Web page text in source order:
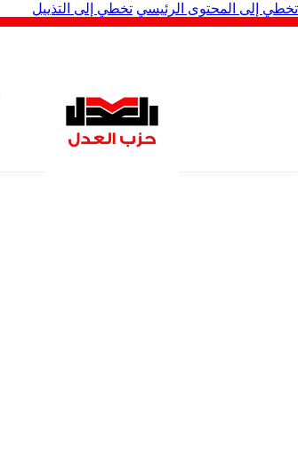
تخطي إلى المحتوى الرئيسي تخطي إلى التذييل